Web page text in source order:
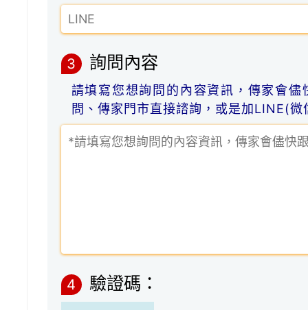
3 詢問內容
請填寫您想詢問的內容資訊，傳家會
問、傳家門市直接諮詢，或是加LINE(微
4 驗證碼：